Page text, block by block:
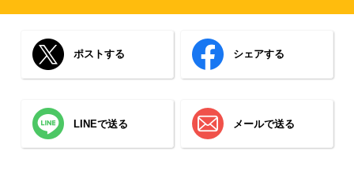
ポストする シェアする
LINEで送る メールで送る